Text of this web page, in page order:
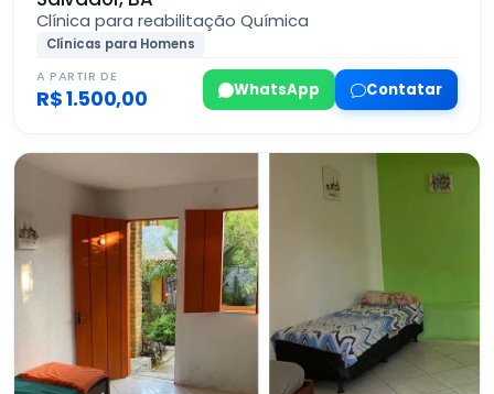
Clínica para reabilitação Química
Clínicas para Homens
A PARTIR DE
R$ 1.500,00 WhatsApp Contatar